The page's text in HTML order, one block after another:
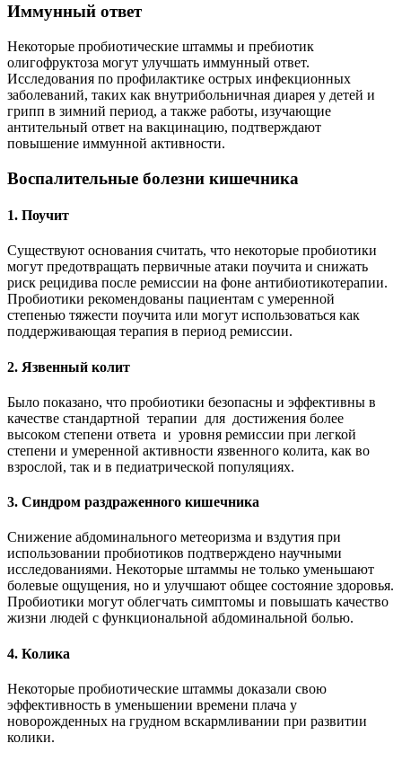
Иммунный ответ
Некоторые пробиотические штаммы и пребиотик
олигофруктоза могут улучшать иммунный ответ.
Исследования по профилактике острых инфекционных
заболеваний, таких как внутрибольничная диарея у детей и
грипп в зимний период, а также работы, изучающие
антительный ответ на вакцинацию, подтверждают
повышение иммунной активности.
Воспалительные болезни кишечника
1. Поучит
Существуют основания считать, что некоторые пробиотики
могут предотвращать первичные атаки поучита и снижать
риск рецидива после ремиссии на фоне антибиотикотерапии.
Пробиотики рекомендованы пациентам с умеренной
степенью тяжести поучита или могут использоваться как
поддерживающая терапия в период ремиссии.
2. Язвенный колит
Было показано, что пробиотики безопасны и эффективны в
качестве стандартной терапии для достижения более
высоком степени ответа и уровня ремиссии при легкой
степени и умеренной активности язвенного колита, как во
взрослой, так и в педиатрической популяциях.
3. Синдром раздраженного кишечника
Снижение абдоминального метеоризма и вздутия при
использовании пробиотиков подтверждено научными
исследованиями. Некоторые штаммы не только уменьшают
болевые ощущения, но и улучшают общее состояние здоровья.
Пробиотики могут облегчать симптомы и повышать качество
жизни людей с функциональной абдоминальной болью.
4. Колика
Некоторые пробиотические штаммы доказали свою
эффективность в уменьшении времени плача у
новорожденных на грудном вскармливании при развитии
колики.